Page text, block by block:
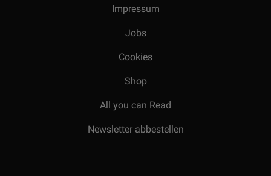
Impressum
Jobs
Cookies
Shop
All you can Read
Newsletter abbestellen